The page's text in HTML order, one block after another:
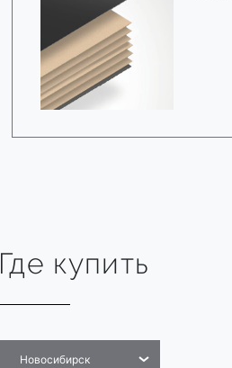
Где купить
Новосибирск